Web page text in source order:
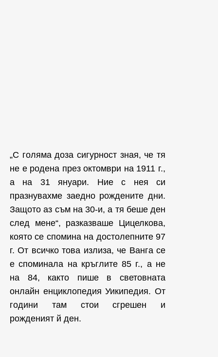
„С голяма доза сигурност зная, че тя
не е родена през октомври на 1911 г.,
а на 31 януари. Ние с нея си
празнувахме заедно рождените дни.
Защото аз съм на 30-и, а тя беше ден
след мене“, разказваше Цицелкова,
която се спомина на достолепните 97
г. От всичко това излиза, че Ванга се
е споминала на кръглите 85 г., а не
на 84, както пише в световната
онлайн енциклопедия Уикипедия. От
години там стои сгрешен и
рожденият й ден.